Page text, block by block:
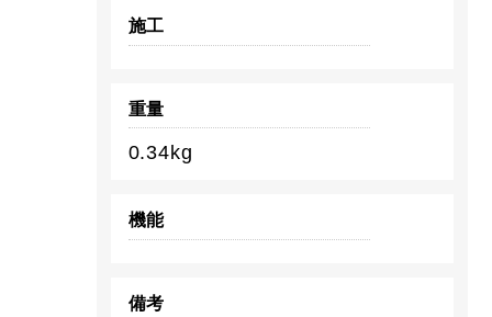
施工
重量
0.34kg
機能
備考